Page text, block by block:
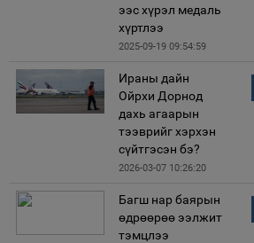
ээс хүрэл медаль
хүртлээ
2025-09-19 09:54:59
Ираны дайн
Ойрхи Дорнод
дахь агаарын
тээврийг хэрхэн
сүйтгэсэн бэ?
2026-03-07 10:26:20
Багш нар баярын
өдрөөрөө ээлжит
тэмцлээ